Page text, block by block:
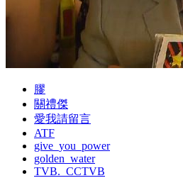
膠
關禮傑
愛我請留言
ATF
give_you_power
golden_water
TVB._CCTVB